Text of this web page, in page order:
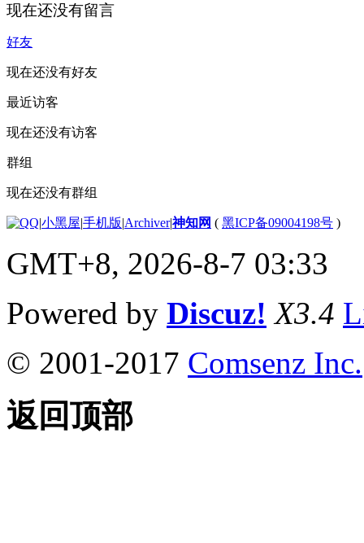
现在还没有留言
好友
现在还没有好友
最近访客
现在还没有访客
群组
现在还没有群组
|小黑屋|手机版|Archiver|神知网 ( 黑ICP备09004198号 )
GMT+8, 2026-8-7 03:33
Powered by Discuz! X3.4
© 2001-2017 Comsenz Inc.
返回顶部